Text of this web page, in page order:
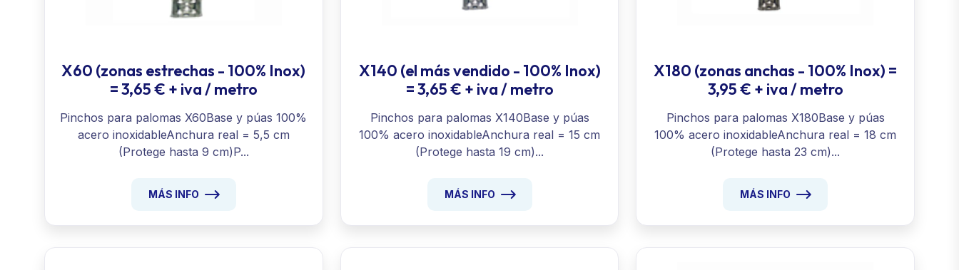
X60 (zonas estrechas - 100% Inox)
= 3,65 € + iva / metro
Pinchos para palomas X60Base y púas 100%
acero inoxidableAnchura real = 5,5 cm
(Protege hasta 9 cm)P...
MÁS INFO
X140 (el más vendido - 100% Inox)
= 3,65 € + iva / metro
Pinchos para palomas X140Base y púas
100% acero inoxidableAnchura real = 15 cm
(Protege hasta 19 cm)...
MÁS INFO
X180 (zonas anchas - 100% Inox) =
3,95 € + iva / metro
Pinchos para palomas X180Base y púas
100% acero inoxidableAnchura real = 18 cm
(Protege hasta 23 cm)...
MÁS INFO